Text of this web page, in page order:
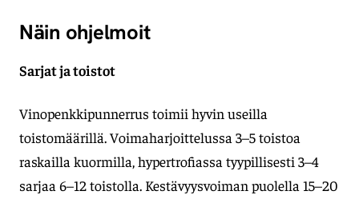
Näin ohjelmoit
Sarjat ja toistot
Vinopenkkipunnerrus toimii hyvin useilla
toistomäärillä. Voimaharjoittelussa 3–5 toistoa
raskailla kuormilla, hypertrofiassa tyypillisesti 3–4
sarjaa 6–12 toistolla. Kestävyysvoiman puolella 15–20